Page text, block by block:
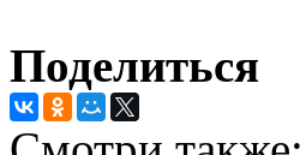
Поделиться